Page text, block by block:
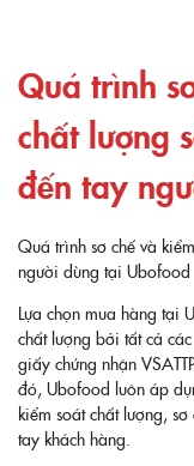
Quá trình
chất lượng
đến tay
Quá trình sơ chế và
người dùng tại Ubofood
Lựa chọn mua hàng tại
chất lượng bởi tất cả
giấy chứng nhận
đó, Ubofood luôn áp
kiểm soát chất lượng,
tay khách hàng.